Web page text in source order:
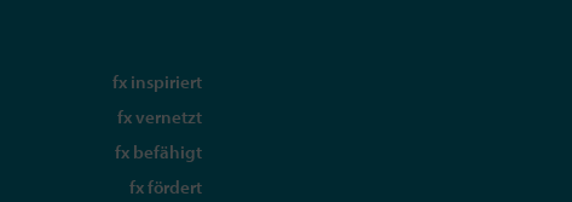
fx inspiriert
fx vernetzt
fx befähigt
fx fördert